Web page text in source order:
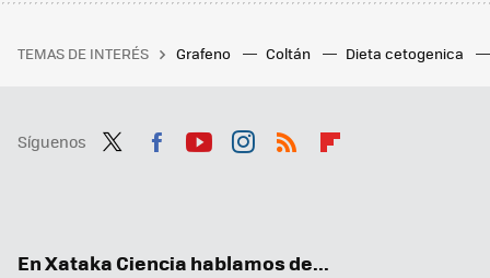
TEMAS DE INTERÉS Grafeno Coltán Dieta cetogenica
Síguenos
En Xataka Ciencia hablamos de...